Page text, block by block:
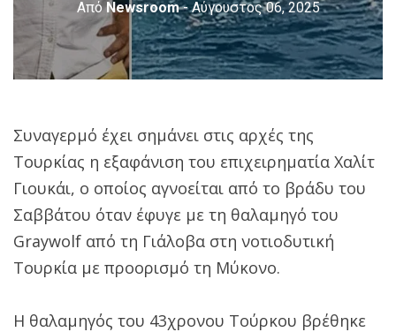
ΑπόNewsroom - Αύγουστος 06, 2025
Συναγερμό έχει σημάνει στις αρχές της
Τουρκίας η εξαφάνιση του επιχειρηματία Χαλίτ
Γιουκάι, ο οποίος αγνοείται από το βράδυ του
Σαββάτου όταν έφυγε με τη θαλαμηγό του
Graywolf από τη Γιάλοβα στη νοτιοδυτική
Τουρκία με προορισμό τη Μύκονο.
Η θαλαμηγός του 43χρονου Τούρκου βρέθηκε